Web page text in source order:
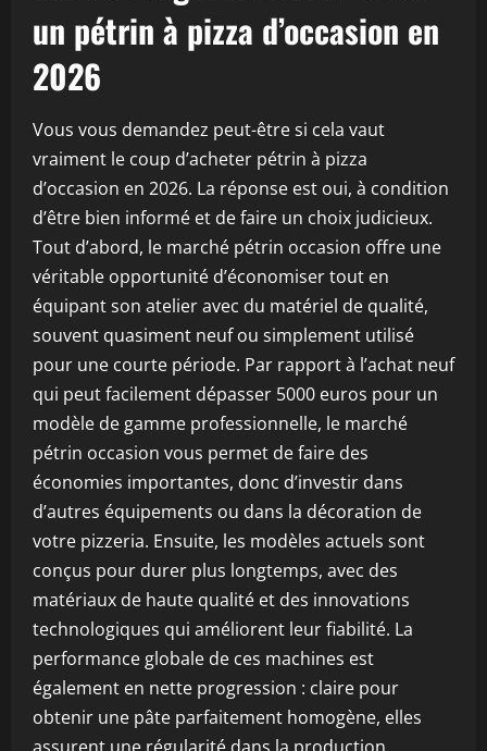
un pétrin à pizza d’occasion en
2026
Vous vous demandez peut-être si cela vaut
vraiment le coup d’acheter pétrin à pizza
d’occasion en 2026. La réponse est oui, à condition
d’être bien informé et de faire un choix judicieux.
Tout d’abord, le marché pétrin occasion offre une
véritable opportunité d’économiser tout en
équipant son atelier avec du matériel de qualité,
souvent quasiment neuf ou simplement utilisé
pour une courte période. Par rapport à l’achat neuf
qui peut facilement dépasser 5000 euros pour un
modèle de gamme professionnelle, le marché
pétrin occasion vous permet de faire des
économies importantes, donc d’investir dans
d’autres équipements ou dans la décoration de
votre pizzeria. Ensuite, les modèles actuels sont
conçus pour durer plus longtemps, avec des
matériaux de haute qualité et des innovations
technologiques qui améliorent leur fiabilité. La
performance globale de ces machines est
également en nette progression : claire pour
obtenir une pâte parfaitement homogène, elles